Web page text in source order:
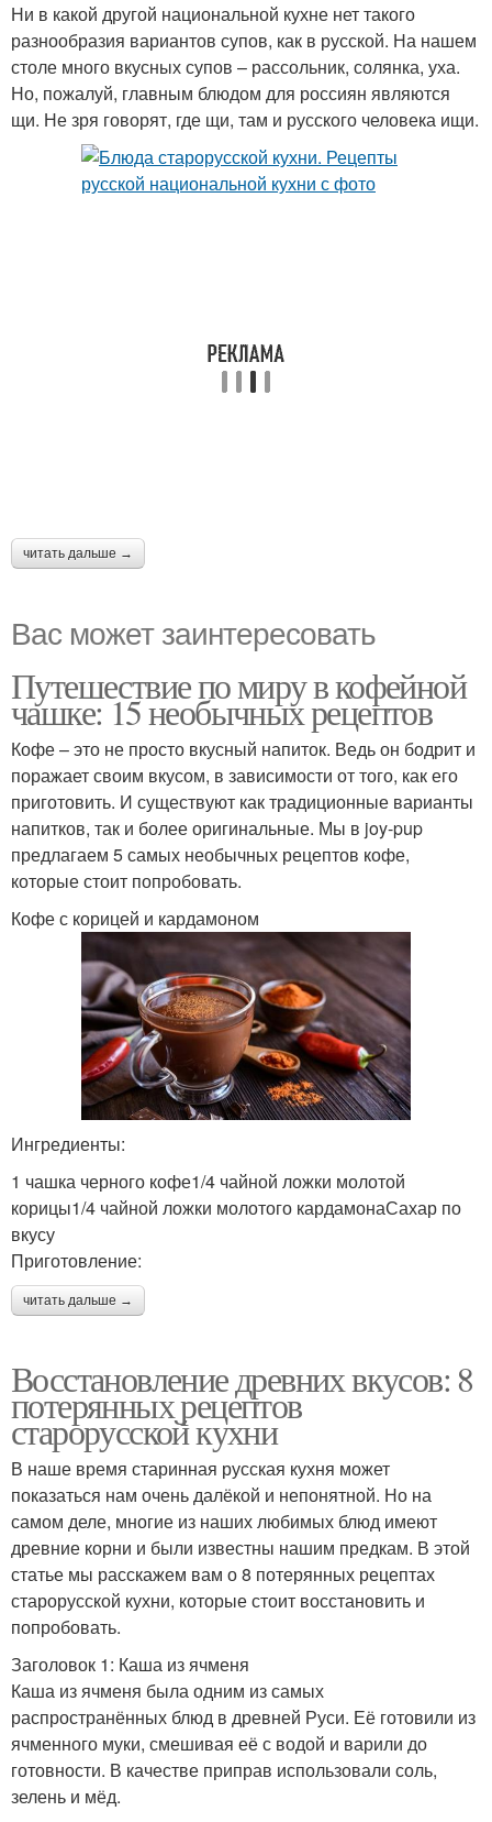
Ни в какой другой национальной кухне нет такого
разнообразия вариантов супов, как в русской. На нашем
столе много вкусных супов – рассольник, солянка, уха.
Но, пожалуй, главным блюдом для россиян являются
щи. Не зря говорят, где щи, там и русского человека ищи.
читать дальше →
Вас может заинтересовать
Путешествие по миру в кофейной
чашке: 15 необычных рецептов
Кофе – это не просто вкусный напиток. Ведь он бодрит и
поражает своим вкусом, в зависимости от того, как его
приготовить. И существуют как традиционные варианты
напитков, так и более оригинальные. Мы в joy-pup
предлагаем 5 самых необычных рецептов кофе,
которые стоит попробовать.
Кофе с корицей и кардамоном
Ингредиенты:
1 чашка черного кофе1/4 чайной ложки молотой
корицы1/4 чайной ложки молотого кардамонаСахар по
вкусу
Приготовление:
читать дальше →
Восстановление древних вкусов: 8
потерянных рецептов
старорусской кухни
В наше время старинная русская кухня может
показаться нам очень далёкой и непонятной. Но на
самом деле, многие из наших любимых блюд имеют
древние корни и были известны нашим предкам. В этой
статье мы расскажем вам о 8 потерянных рецептах
старорусской кухни, которые стоит восстановить и
попробовать.
Заголовок 1: Каша из ячменя
Каша из ячменя была одним из самых
распространённых блюд в древней Руси. Её готовили из
ячменного муки, смешивая её с водой и варили до
готовности. В качестве приправ использовали соль,
зелень и мёд.